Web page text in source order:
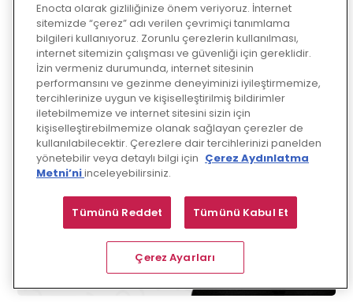
Enocta olarak gizliliğinize önem veriyoruz. İnternet
sitemizde “çerez” adı verilen çevrimiçi tanımlama
bilgileri kullanıyoruz. Zorunlu çerezlerin kullanılması,
internet sitemizin çalışması ve güvenliği için gereklidir.
İzin vermeniz durumunda, internet sitesinin
performansını ve gezinme deneyiminizi iyileştirmemize,
tercihlerinize uygun ve kişiselleştirilmiş bildirimler
iletebilmemize ve internet sitesini sizin için
kişiselleştirebilmemize olanak sağlayan çerezler de
kullanılabilecektir. Çerezlere dair tercihlerinizi panelden
yönetebilir veya detaylı bilgi için Çerez Aydınlatma
Metni’niinceleyebilirsiniz.
Tümünü Reddet Tümünü Kabul Et
Çerez Ayarları